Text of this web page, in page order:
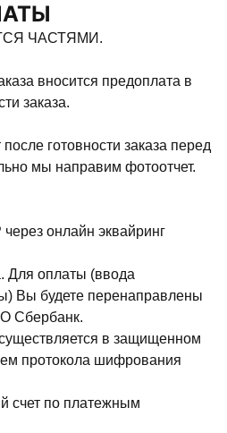
ЧАСТЯМИ.
вносится предоплата в
заказа.
готовности заказа перед
мы направим фотоотчет.
онлайн эквайринг
Для оплаты (ввода
Вы будете перенаправлены
Сбербанк.
в защищенном
протокола шифрования
счет по платежным